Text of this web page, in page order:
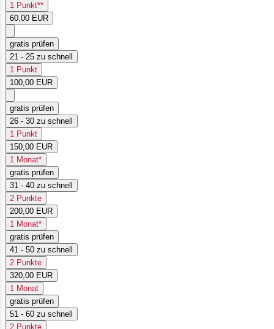
1 Punkt**
60,00 EUR
gratis prüfen
21 - 25 zu schnell
1 Punkt
100,00 EUR
gratis prüfen
26 - 30 zu schnell
1 Punkt
150,00 EUR
1 Monat*
gratis prüfen
31 - 40 zu schnell
2 Punkte
200,00 EUR
1 Monat*
gratis prüfen
41 - 50 zu schnell
2 Punkte
320,00 EUR
1 Monat
gratis prüfen
51 - 60 zu schnell
2 Punkte